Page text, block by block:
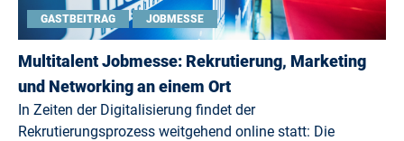
GASTBEITRAG JOBMESSE
Multitalent Jobmesse: Rekrutierung, Marketing
und Networking an einem Ort
In Zeiten der Digitalisierung findet der
Rekrutierungsprozess weitgehend online statt: Die